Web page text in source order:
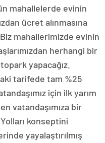
mahallelerde evinin
ücret alınmasına
mahallerimizde evinin
herhangi bir
yapacağız.
tarifede tam %25
için ilk yarım
vatandaşımıza bir
konseptini
yayalaştırılmış